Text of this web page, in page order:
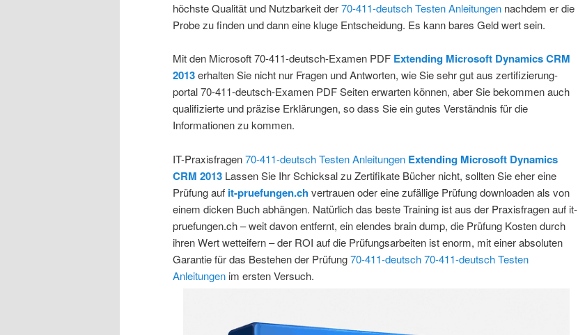
höchste Qualität und Nutzbarkeit der70-411-deutsch Testen Anleitungen nachdem er die
Probe zu finden und dann eine kluge Entscheidung. Es kann bares Geld wert sein.
Mit den Microsoft 70-411-deutsch-Examen PDF Extending Microsoft Dynamics CRM
2013erhalten Sie nicht nur Fragen und Antworten, wie Sie sehr gut aus zertifizierung-
portal 70-411-deutsch-Examen PDF Seiten erwarten können, aber Sie bekommen auch
qualifizierte und präzise Erklärungen, so dass Sie ein gutes Verständnis für die
Informationen zu kommen.
IT-Praxisfragen70-411-deutsch Testen Anleitungen Extending Microsoft Dynamics
CRM 2013 Lassen Sie Ihr Schicksal zu Zertifikate Bücher nicht, sollten Sie eher eine
Prüfung auf it-pruefungen.chvertrauen oder eine zufällige Prüfung downloaden als von
einem dicken Buch abhängen. Natürlich das beste Training ist aus der Praxisfragen auf it-
pruefungen.ch – weit davon entfernt, ein elendes brain dump, die Prüfung Kosten durch
ihren Wert wetteifern – der ROI auf die Prüfungsarbeiten ist enorm, mit einer absoluten
Garantie für das Bestehen der Prüfung70-411-deutsch70-411-deutsch Testen
Anleitungen im ersten Versuch.